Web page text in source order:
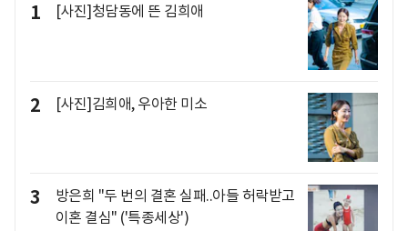
1 [사진]청담동에 뜬 김희애
2 [사진]김희애, 우아한 미소
3
방은희 "두 번의 결혼 실패..아들 허락받고
이혼 결심" ('특종세상')